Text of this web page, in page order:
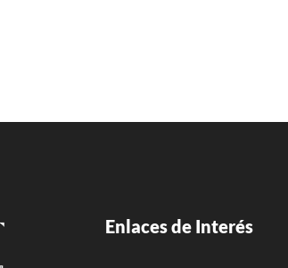
Enlaces de Interés